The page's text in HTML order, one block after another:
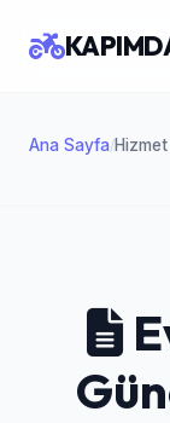
Ana Sayfa/